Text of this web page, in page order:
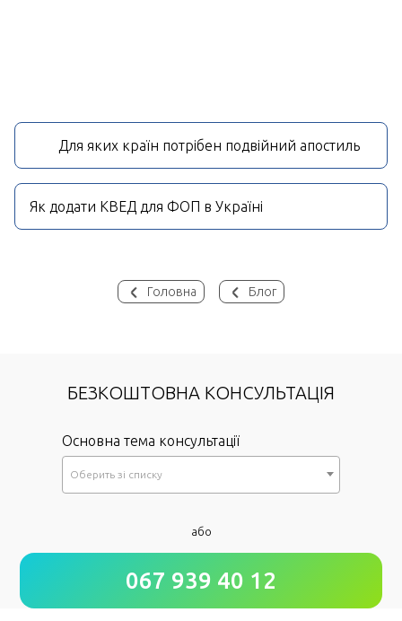
Головна Блог
Для яких країн потрібен подвійний апостиль
Як додати КВЕД для ФОП в Україні
БЕЗКОШТОВНА КОНСУЛЬТАЦІЯ
Основна тема консультації
Оберить зi списку
Як до Вас звертатися?
або
067 939 40 12